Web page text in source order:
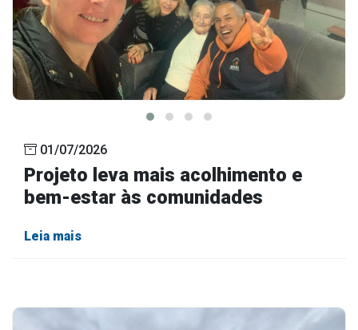
01/07/2026
Projeto leva mais acolhimento e
bem-estar às comunidades
Leia mais